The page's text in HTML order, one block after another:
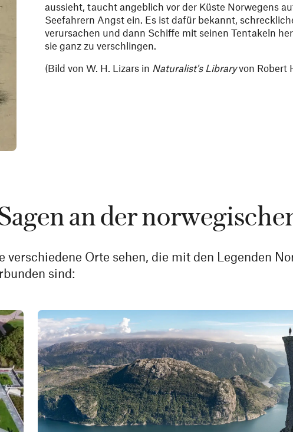
aussieht, taucht angeblich vor der Küste Norwegens
Seefahrern Angst ein. Es ist dafür bekannt,
verursachen und dann Schiffe mit seinen Tentakeln
sie ganz zu verschlingen.
(Bild von W. H. Lizars in Naturalist's Libraryvon Robert
an der
Orte sehen, die mit den Legenden
sind: